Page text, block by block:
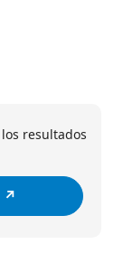
resultados
↗️